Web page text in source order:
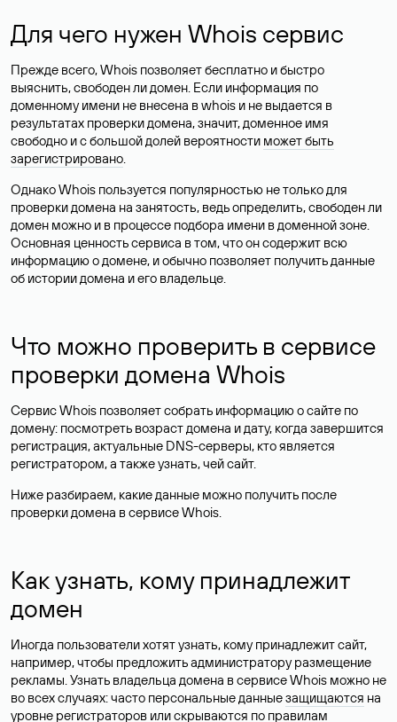
Для чего нужен Whois сервис
Прежде всего, Whois позволяет бесплатно и быстро
выяснить, свободен ли домен. Если информация по
доменному имени не внесена в whois и не выдается в
результатах проверки домена, значит, доменное имя
свободно и с большой долей вероятности может быть
зарегистрировано.
Однако Whois пользуется популярностью не только для
проверки домена на занятость, ведь определить, свободен ли
домен можно и в процессе подбора имени в доменной зоне.
Основная ценность сервиса в том, что он содержит всю
информацию о домене, и обычно позволяет получить данные
об истории домена и его владельце.
Что можно проверить в сервисе
проверки домена Whois
Сервис Whois позволяет собрать информацию о сайте по
домену: посмотреть возраст домена и дату, когда завершится
регистрация, актуальные DNS-серверы, кто является
регистратором, а также узнать, чей сайт.
Ниже разбираем, какие данные можно получить после
проверки домена в сервисе Whois.
Как узнать, кому принадлежит
домен
Иногда пользователи хотят узнать, кому принадлежит сайт,
например, чтобы предложить администратору размещение
рекламы. Узнать владельца домена в сервисе Whois можно не
во всех случаях: часто персональные данныезащищаются на
уровне регистраторов или скрываются по правилам